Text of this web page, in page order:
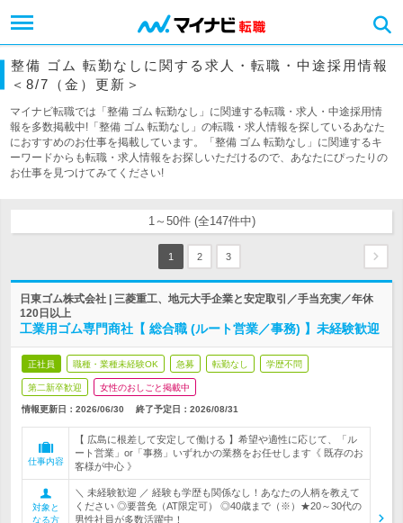
整備 ゴム 転勤なしに関する求人・転職・中途採用情報
＜8/7（金）更新＞
マイナビ転職では「整備 ゴム 転勤なし」に関連する転職・求人・中途採用情
報を多数掲載中!「整備 ゴム 転勤なし」の転職・求人情報を探しているあなた
におすすめのお仕事を掲載しています。「整備 ゴム 転勤なし」に関連するキ
ーワードからも転職・求人情報をお探しいただけるので、あなたにぴったりの
お仕事を見つけてみてください!
1～50件 (全147件中)
1 2 3
日東ゴム株式会社 | 三菱重工、地元大手企業と安定取引／手当充実／年休
120日以上
工業用ゴム専門商社【 総合職 (ルート営業／事務) 】未経験歓迎
正社員 職種・業種未経験OK 急募 転勤なし 学歴不問
第二新卒歓迎 女性のおしごと掲載中
情報更新日：2026/06/30 終了予定日： 2026/08/31
仕事内容
【 広島に根差して安定して働ける 】希望や適性に応じて、「ル
ート営業」or「事務」いずれかの業務をお任せします《 既存のお
客様が中心 》
対象と
なる方
＼ 未経験歓迎 ／ 経験も学歴も関係なし！あなたの人柄を教えて
ください ◎要普免（AT限定可） ◎40歳まで（※）★20～30代の
男性社員が多数活躍中！